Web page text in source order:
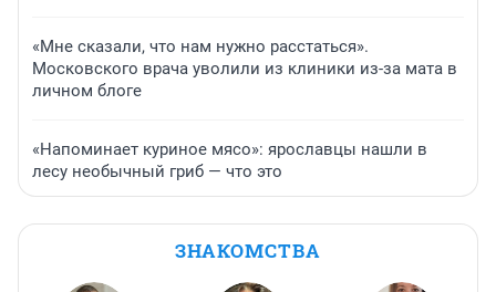
«Мне сказали, что нам нужно расстаться».
Московского врача уволили из клиники из-за мата в
личном блоге
«Напоминает куриное мясо»: ярославцы нашли в
лесу необычный гриб — что это
ЗНАКОМСТВА